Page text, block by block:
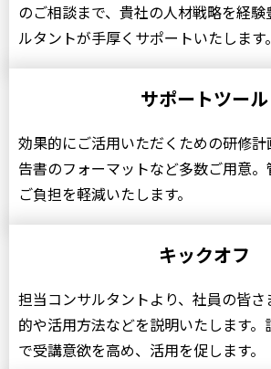
のご相談まで、貴社の人材戦略を経
ルタントが手厚くサポートいたします。
サポートツール
効果的にご活用いただくための研修
告書のフォーマットなど多数ご用意
ご負担を軽減いたします。
キックオフ
担当コンサルタントより、社員の皆さ
的や活用方法などを説明いたします。
で受講意欲を高め、活用を促します。